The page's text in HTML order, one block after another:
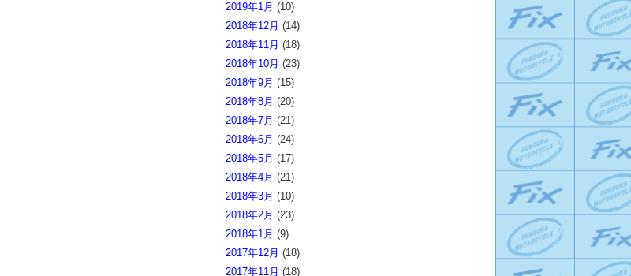
2019年1月 (10)
2018年12月 (14)
2018年11月 (18)
2018年10月 (23)
2018年9月 (15)
2018年8月 (20)
2018年7月 (21)
2018年6月 (24)
2018年5月 (17)
2018年4月 (21)
2018年3月 (10)
2018年2月 (23)
2018年1月 (9)
2017年12月 (18)
2017年11月 (18)